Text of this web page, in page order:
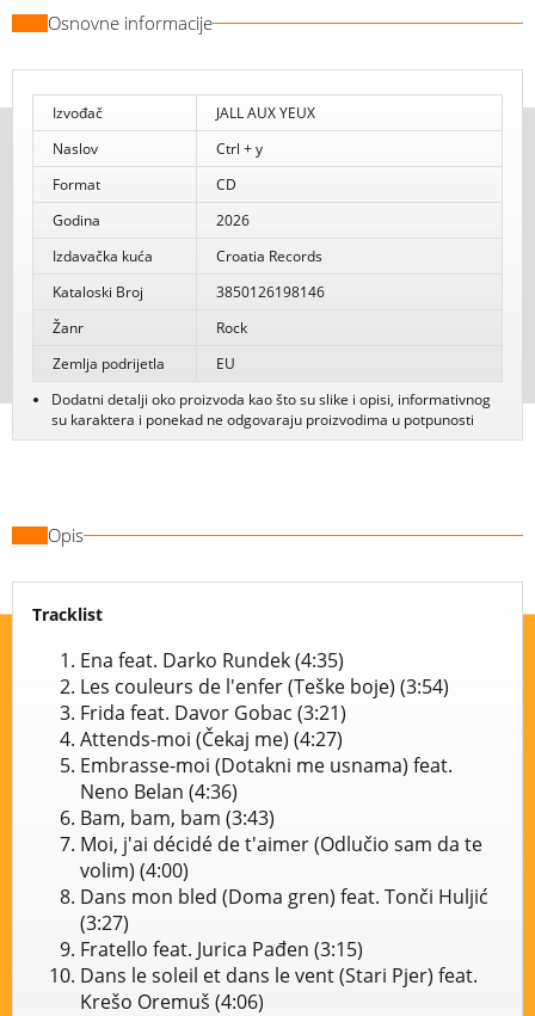
Osnovne informacije
Izvođač
JALL AUX YEUX
Naslov
Ctrl + y
Format
CD
Godina
2026
Izdavačka kuća
Croatia Records
Kataloski Broj
3850126198146
Žanr
Rock
Zemlja podrijetla
EU
Dodatni detalji oko proizvoda kao što su slike i opisi, informativnog
su karaktera i ponekad ne odgovaraju proizvodima u potpunosti
Opis
Tracklist
Ena feat. Darko Rundek (4:35)
Les couleurs de l'enfer (Teške boje) (3:54)
Frida feat. Davor Gobac (3:21)
Attends-moi (Čekaj me) (4:27)
Embrasse-moi (Dotakni me usnama) feat.
Neno Belan (4:36)
Bam, bam, bam (3:43)
Moi, j'ai décidé de t'aimer (Odlučio sam da te
volim) (4:00)
Dans mon bled (Doma gren) feat. Tonči Huljić
(3:27)
Fratello feat. Jurica Pađen (3:15)
Dans le soleil et dans le vent (Stari Pjer) feat.
Krešo Oremuš (4:06)